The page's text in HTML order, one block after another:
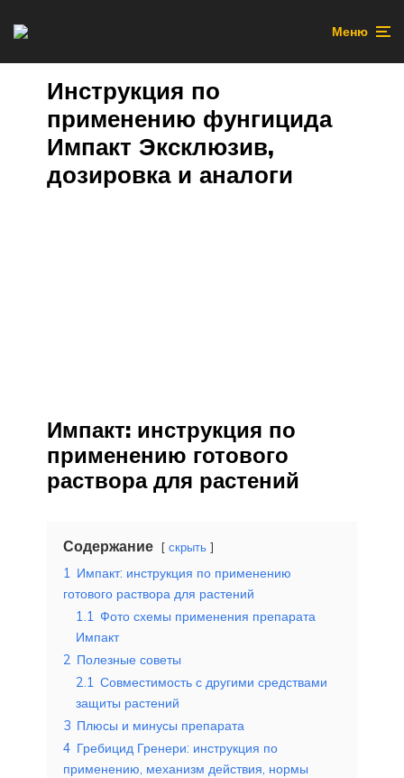
Меню
Инструкция по
применению фунгицида
Импакт Эксклюзив,
дозировка и аналоги
Импакт: инструкция по
применению готового
раствора для растений
Содержание скрыть
1 Импакт: инструкция по применению
готового раствора для растений
1.1 Фото схемы применения препарата
Импакт
2 Полезные советы
2.1 Совместимость с другими средствами
защиты растений
3 Плюсы и минусы препарата
4 Гребицид Гренери: инструкция по
применению, механизм действия, нормы